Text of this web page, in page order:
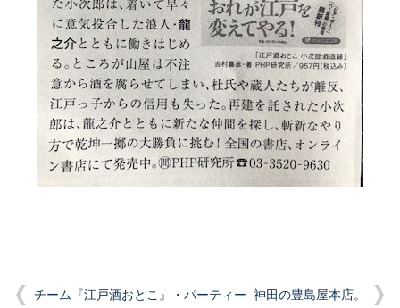
チーム『江戸酒おとこ』・パーティー 神田の豊島屋本店。